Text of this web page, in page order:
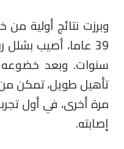
وبرزت نتائج أولية
39 عاما، أصيب
سنوات. وبعد خضوعه
تأهيل طويل، تمكن
مرة أخرى، في أول
إصابته.